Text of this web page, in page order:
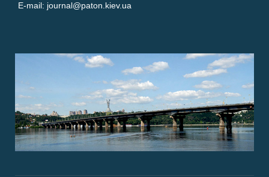
E-mail: journal@paton.kiev.ua